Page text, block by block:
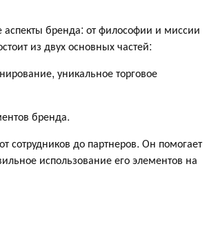
бренда: от философии и миссии
из двух основных частей:
уникальное торговое
бренда.
сотрудников до партнеров. Он помогает
использование его элементов на